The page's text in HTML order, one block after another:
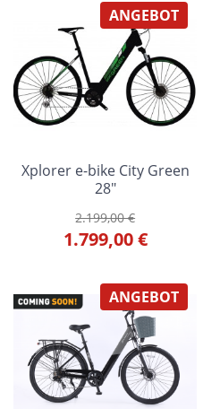
Xplorer e-bike City Green
28"
2.199,00 €
1.799,00 €
ANGEBOT
ANGEBOT